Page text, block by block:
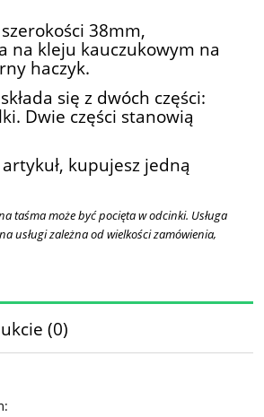
38mm,
na kleju kauczukowym na
haczyk.
się z dwóch części:
Dwie części stanowią
kupujesz jedną
taśma może być pocięta w odcinki. Usługa
usługi zależna od wielkości zamówienia,
(0)